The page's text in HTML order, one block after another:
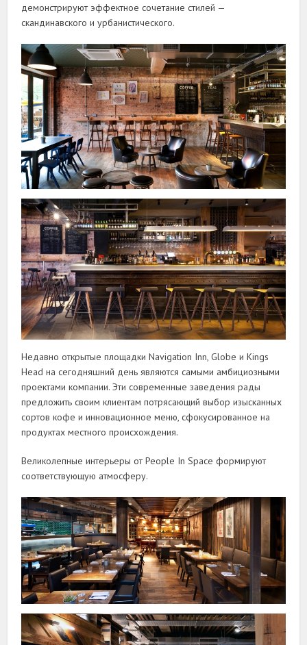
демонстрируют эффектное сочетание стилей —
скандинавского и урбанистического.
Недавно открытые площадки Navigation Inn, Globe и Kings
Head на сегодняшний день являются самыми амбициозными
проектами компании. Эти современные заведения рады
предложить своим клиентам потрясающий выбор изысканных
сортов кофе и инновационное меню, сфокусированное на
продуктах местного происхождения.
Великолепные интерьеры от People In Space формируют
соответствующую атмосферу.